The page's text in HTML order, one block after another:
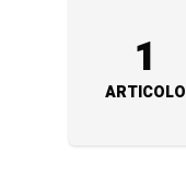
1
ARTICOLO